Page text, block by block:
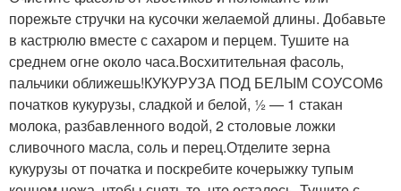
порежьте стручки на кусочки желаемой длины. Добавьте
в кастрюлю вместе с сахаром и перцем. Тушите на
среднем огне около часа.Восхитительная фасоль,
пальчики оближешь!КУКУРУЗА ПОД БЕЛЫМ СОУСОМ6
початков кукурузы, сладкой и белой, ½ — 1 стакан
молока, разбавленного водой, 2 столовые ложки
сливочного масла, соль и перец.Отделите зерна
кукурузы от початка и поскребите кочерыжку тупым